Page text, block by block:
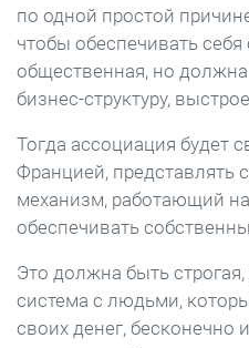
по одной простой
чтобы обеспечивать себя
общественная, но
бизнес-структуру,
Тогда ассоциация будет
Францией, представлять
механизм, работающий
обеспечивать
Это должна быть
система с людьми,
своих денег, бесконечно